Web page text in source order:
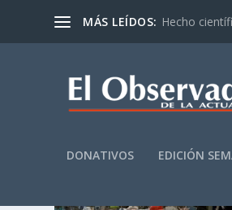
MÁS LEÍDOS: Hecho
DONATIVOS EDICIÓN